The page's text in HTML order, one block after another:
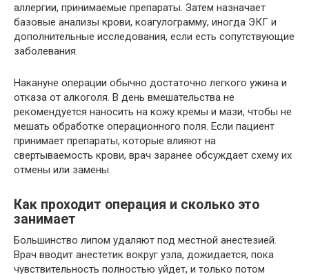
аллергии, принимаемые препараты. Затем назначает
базовые анализы крови, коагулограмму, иногда ЭКГ и
дополнительные исследования, если есть сопутствующие
заболевания.
Накануне операции обычно достаточно легкого ужина и
отказа от алкоголя. В день вмешательства не
рекомендуется наносить на кожу кремы и мази, чтобы не
мешать обработке операционного поля. Если пациент
принимает препараты, которые влияют на
свертываемость крови, врач заранее обсуждает схему их
отмены или замены.
Как проходит операция и сколько это
занимает
Большинство липом удаляют под местной анестезией.
Врач вводит анестетик вокруг узла, дожидается, пока
чувствительность полностью уйдет, и только потом